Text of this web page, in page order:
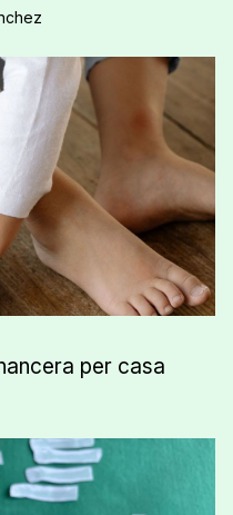
per casa